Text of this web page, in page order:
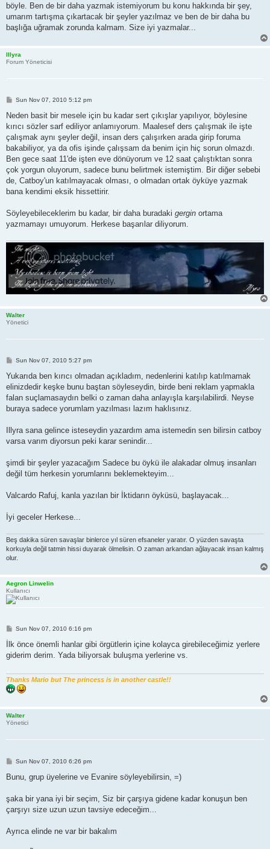
böyle. Ben de bir daha yazmak istemiyorum bu konu hakkında bir şey,
umarım tartışma çıkartacak bir şeyler yazılmaz ve ben de bir daha bu
başlığa uğramak zorunda kalmam. Size iyi yazmalar...
Illyra
Forum Yöneticisi
P
s
Sun Nov 07, 2010 5:12 pm
Neden basit bir mesele için bu kadar sert çıkışlar yapılıyor, böylesine
kırıcı sözler sarf ediliyor anlamıyorum. Maalesef ders çalışmak ile işte
çalışmak aynı şeyler değil, insan ders çalışırken arada girip foruma
bakabiliyor, ya da ofis işinde çalışsam da benim için hiç sorun olmazdı.
Ben gece saat 11'de işten eve dönüyorum ve 12 saat çalıştıktan sonra
çok yorgun oluyorum, sadece bunu belirtmek istemiştim. Bir diğer sebebi
de, Catboy'un katılmayacak olması, o olmadan ortak öyküye yazmak
bana kendimi eksik hissettirir.
Söyleyebileceklerim bu kadar, bir daha buradaki gergin ortama
yazmamayı umuyorum. Herkese başarılar diliyorum.
Walter
Yönetici
P
s
Sun Nov 07, 2010 5:27 pm
Yukarıda ben kırıcı olmadan açıkladım, nedenlerini katılıp katılmamak
elinizdedir keşke bunu baştan söyleseydin, birde beni reklam yapmakla
falan suçlamasaydın belki o zaman daha anlayışla karşılabilirdi. Neyse
buraya sadece yorumlarn yazılması lazım haklısınız.
Illyra sana gelince isteseydin yazardım ama istemedin sen bilirsin catboy
varsa varım diyorsun peki karar senindir...
şimdi bir şeyler yazacağım Sadece bu öykü ile alakadar olmuş insanları
değil tüm herkesin yorumlarını beklemekteyim...
Valcardo Rafuj, kanla yazılan bir İktidarın öyküsü, başlayacak...
İyi geceler Herkese...
Beş dakika süren savaşlar binlerce yıl süren efsaneler yaratır. O yüzden savaşta
korkuyla değil tatmin hissi duyarak ölmelisin. O zaman arkandan ağlayacak insan kalmış
olur.
Aegron Linwelin
Kullanıcı
P
s
Sun Nov 07, 2010 6:16 pm
İlk önce önemli hanlar gibi örgütlerin içine kolayca girebileceğimiz yerlere
giderim derim. Yada biliyorsak buluşma yerlerine vs.
Thanks Mario but The princess is in another castle!!
Walter
Yönetici
P
s
Sun Nov 07, 2010 6:26 pm
Bunu, grup üyelerine ve Evanire söyleyebilirsin, =)
şaka bir yana iyi bir seçim, Siz bir çarşıya gidene kadar konuşun ben
çarşıyı size uzun uzun tavsiye edeceğim...
Ayrıca elinde ne var bir bakalım